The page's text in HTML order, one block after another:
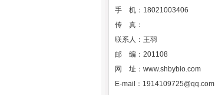
手 机：18021003406
传 真：
联系人：王羽
邮 编：201108
网 址： www.shbybio.com
E-mail： 1914109725@qq.com